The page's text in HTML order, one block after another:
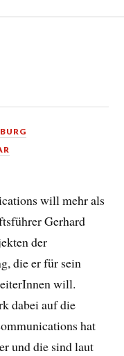
will mehr als
Gerhard
der
die er für sein
will.
dabei auf die
hat
und die sind laut